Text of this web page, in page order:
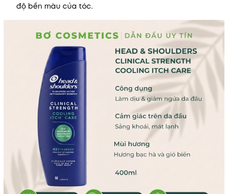
độ bền màu của tóc.